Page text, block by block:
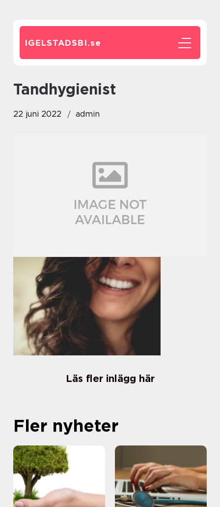
IGELSTADSBI.se
Tandhygienist
22 juni 2022 admin
Läs fler inlägg här
Fler nyheter